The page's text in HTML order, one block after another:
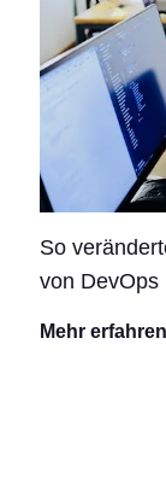
So
von DevOps
Mehr erfahren